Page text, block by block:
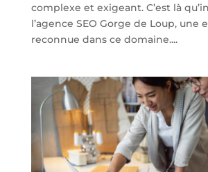
complexe et exigeant. C’est là
l’agence SEO Gorge de Loup, une
reconnue dans ce domaine....